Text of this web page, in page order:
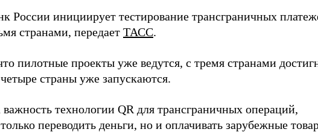
России инициирует тестирование трансграничных
странами, передает ТАСС.
пилотные проекты уже ведутся, с тремя странами
страны уже запускаются.
технологии QR для трансграничных операций,
переводить деньги, но и оплачивать зарубежные